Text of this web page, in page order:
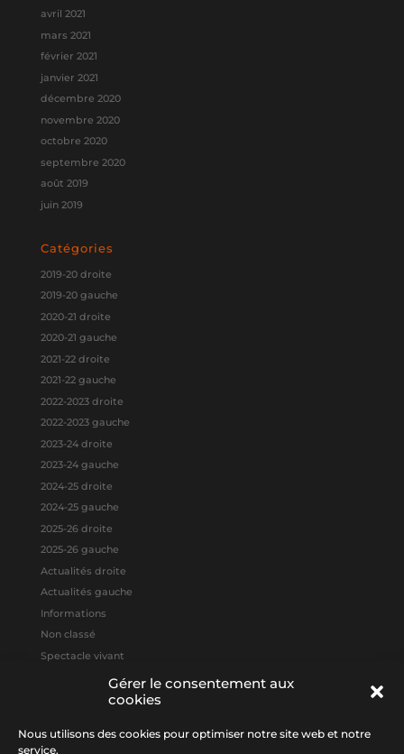
Gérer le consentement aux
cookies
Nous utilisons des cookies pour optimiser notre site web et notre
service.
avril 2021
mars 2021
février 2021
janvier 2021
décembre 2020
novembre 2020
octobre 2020
septembre 2020
août 2019
juin 2019
Catégories
2019-20 droite
2019-20 gauche
2020-21 droite
2020-21 gauche
2021-22 droite
2021-22 gauche
2022-2023 droite
2022-2023 gauche
2023-24 droite
2023-24 gauche
2024-25 droite
2024-25 gauche
2025-26 droite
2025-26 gauche
Actualités droite
Actualités gauche
Informations
Non classé
Spectacle vivant
Flux des publications